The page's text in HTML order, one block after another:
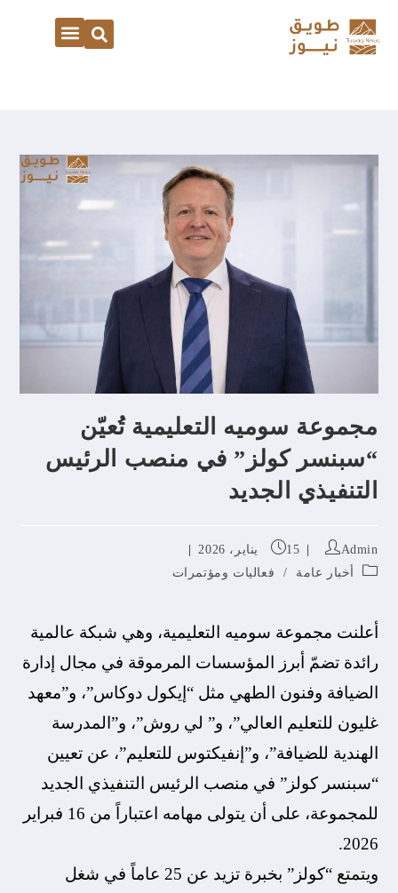
مجموعة سوميه التعليمية تُعيّن
“سبنسر كولز” في منصب الرئيس
التنفيذي الجديد
Admin
15 يناير، 2026
أخبار عامة
/ فعاليات ومؤتمرات
أعلنت مجموعة سوميه التعليمية، وهي شبكة عالمية
رائدة تضمّ أبرز المؤسسات المرموقة في مجال إدارة
الضيافة وفنون الطهي مثل “إيكول دوكاس”، و”معهد
غليون للتعليم العالي”، و” لي روش”، و”المدرسة
الهندية للضيافة”، و”إنفيكتوس للتعليم”، عن تعيين
“سبنسر كولز” في منصب الرئيس التنفيذي الجديد
للمجموعة، على أن يتولى مهامه اعتباراً من 16 فبراير
2026.
ويتمتع “كولز” بخبرة تزيد عن 25 عاماً في شغل